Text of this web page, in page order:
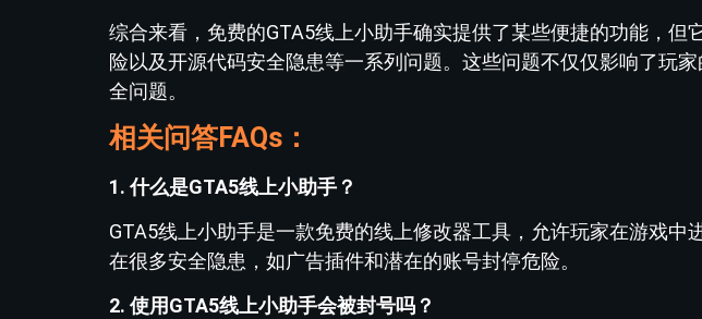
综合来看，免费的GTA5线上小助手确实提供了某些便捷的功能，但
险以及开源代码安全隐患等一系列问题。这些问题不仅仅影响了玩
全问题。
相关问答FAQs：
1. 什么是GTA5线上小助手？
GTA5线上小助手是一款免费的线上修改器工具，允许玩家在游戏中
在很多安全隐患，如广告插件和潜在的账号封停危险。
2. 使用GTA5线上小助手会被封号吗？